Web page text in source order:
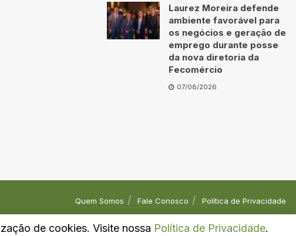
Laurez Moreira defende
ambiente favorável para
os negócios e geração de
emprego durante posse
da nova diretoria da
Fecomércio
07/08/2026
Quem Somos Fale Conosco Política de Privacidade
de cookies. Visite nossa Política de Privacidade.